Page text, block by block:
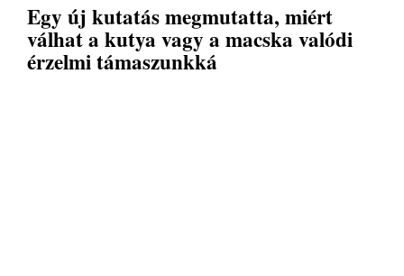
Egy új kutatás megmutatta, miért
válhat a kutya vagy a macska valódi
érzelmi támaszunkká